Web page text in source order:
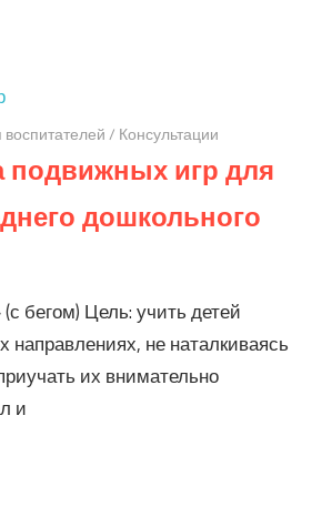
/ Консультации
подвижных игр для
дошкольного
бегом) Цель: учить детей
направлениях, не наталкиваясь
их внимательно
и